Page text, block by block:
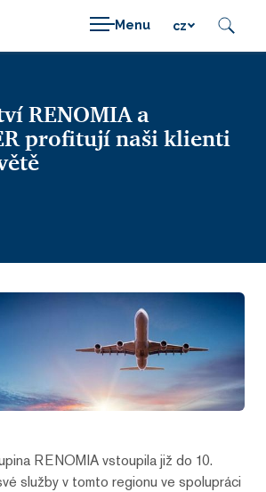
Menu cz
RENOMIA a
profitují naši klienti
RENOMIA vstoupila již do 10.
služby v tomto regionu ve spolupráci